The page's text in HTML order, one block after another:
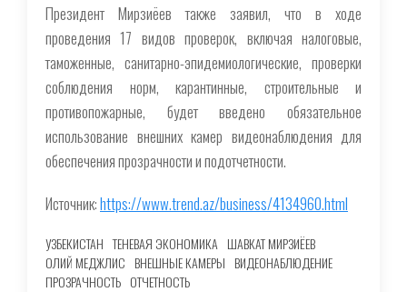
Президент Мирзиёев также заявил, что в ходе
проведения 17 видов проверок, включая налоговые,
таможенные, санитарно-эпидемиологические, проверки
соблюдения норм, карантинные, строительные и
противопожарные, будет введено обязательное
использование внешних камер видеонаблюдения для
обеспечения прозрачности и подотчетности.
Источник:https://www.trend.az/business/4134960.html
УЗБЕКИСТАН ТЕНЕВАЯ ЭКОНОМИКА ШАВКАТ МИРЗИЁЕВ
ОЛИЙ МЕДЖЛИС ВНЕШНЫЕ КАМЕРЫ ВИДЕОНАБЛЮДЕНИЕ
ПРОЗРАЧНОСТЬ ОТЧЕТНОСТЬ